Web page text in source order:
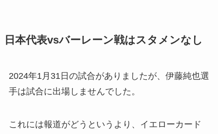
日本代表vsバーレーン戦はスタメンなし
2024年1月31日の試合がありましたが、伊藤純也選
手は試合に出場しませんでした。
これには報道がどうというより、イエローカード